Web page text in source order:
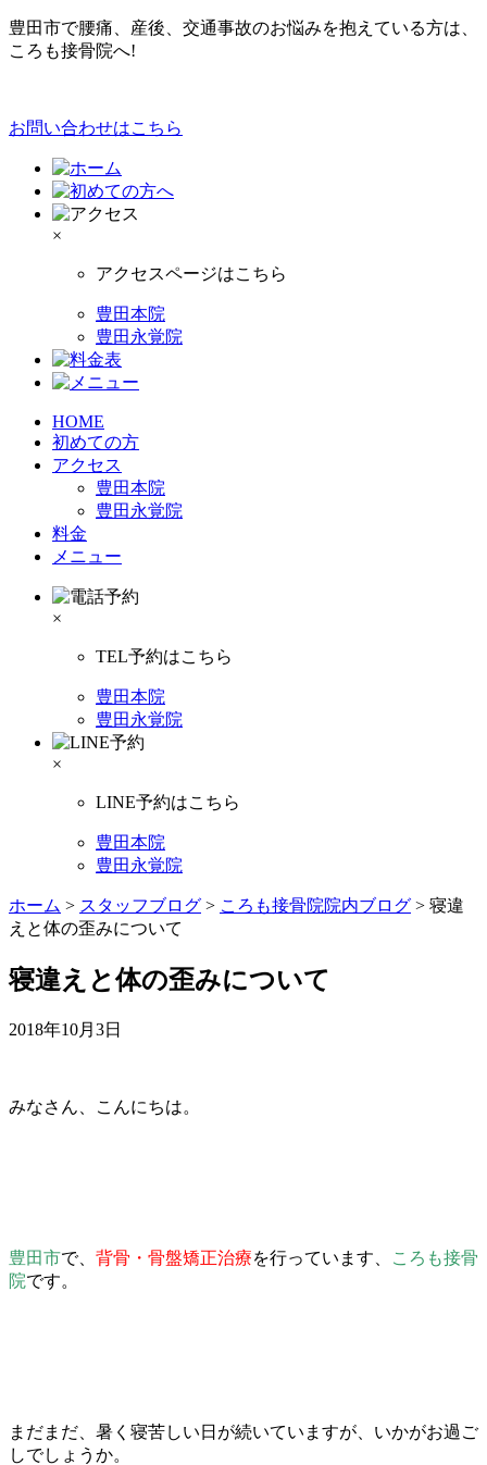
豊田市で腰痛、産後、交通事故のお悩みを抱えている方は、
ころも接骨院へ!
お問い合わせはこちら
×
アクセスページはこちら
豊田本院
豊田永覚院
HOME
初めての方
アクセス
豊田本院
豊田永覚院
料金
メニュー
×
TEL予約はこちら
豊田本院
豊田永覚院
×
LINE予約はこちら
豊田本院
豊田永覚院
ホーム > スタッフブログ > ころも接骨院院内ブログ > 寝違
えと体の歪みについて
寝違えと体の歪みについて
2018年10月3日
みなさん、こんにちは。
豊田市で、 背骨・骨盤矯正治療を行っています、
ころも接骨
院です。
まだまだ、暑く寝苦しい日が続いていますが、いかがお過ご
しでしょうか。